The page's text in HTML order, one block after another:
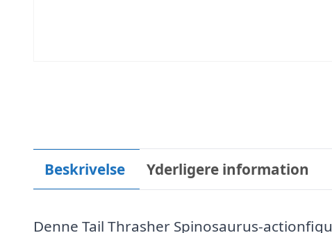
Beskrivelse Yderligere information
Denne Tail Thrasher Spinosaurus-